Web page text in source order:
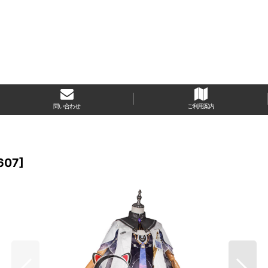
問い合わせ ご利用案内
]